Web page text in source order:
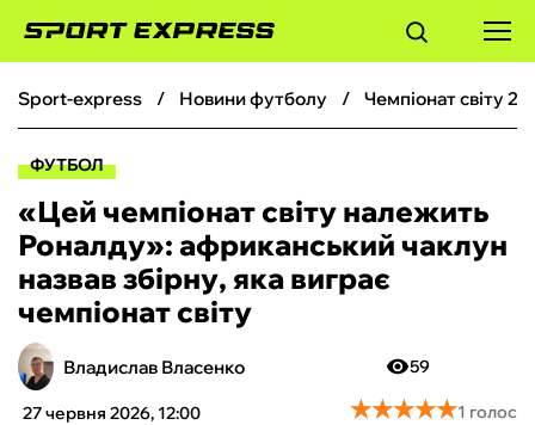
ФУТБОЛ
БОКС
ХОКЕЙ
ТЕНІС
sport-express новини футболу чемпіонат світу
ФУТБОЛ
«Цей чемпіонат світу належить
Роналду»: африканський чаклун
назвав збірну, яка виграє
чемпіонат світу
Владислав Власенко
27 червня 2026, 12:00
59
★★★★★
★★★★★1 голос